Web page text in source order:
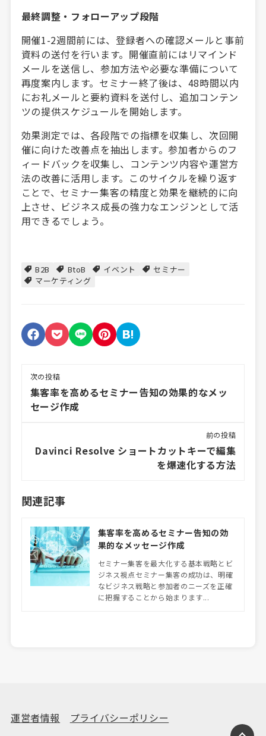
最終調整・フォローアップ段階
開催1-2週間前には、登録者への確認メールと事前
資料の送付を行います。開催直前にはリマインド
メールを送信し、参加方法や必要な準備について
再度案内します。セミナー終了後は、48時間以内
にお礼メールと要約資料を送付し、追加コンテン
ツの提供スケジュールを開始します。
効果測定では、各段階での指標を収集し、次回開
催に向けた改善点を抽出します。参加者からのフ
ィードバックを収集し、コンテンツ内容や運営方
法の改善に活用します。このサイクルを繰り返す
ことで、セミナー集客の精度と効果を継続的に向
上させ、ビジネス成長の強力なエンジンとして活
用できるでしょう。
B2B BtoB イベント
セミナー
マーケティング
次の投稿
集客率を高めるセミナー告知の効果的なメッ
セージ作成
前の投稿
Davinci Resolve ショートカットキーで編集
を爆速化する方法
関連記事
集客率を高めるセミナー告知の効
果的なメッセージ作成
セミナー集客を最大化する基本戦略とビ
ジネス視点セミナー集客の成功は、明確
なビジネス戦略と参加者のニーズを正確
に把握することから始まります...
運営者情報 プライバシーポリシー